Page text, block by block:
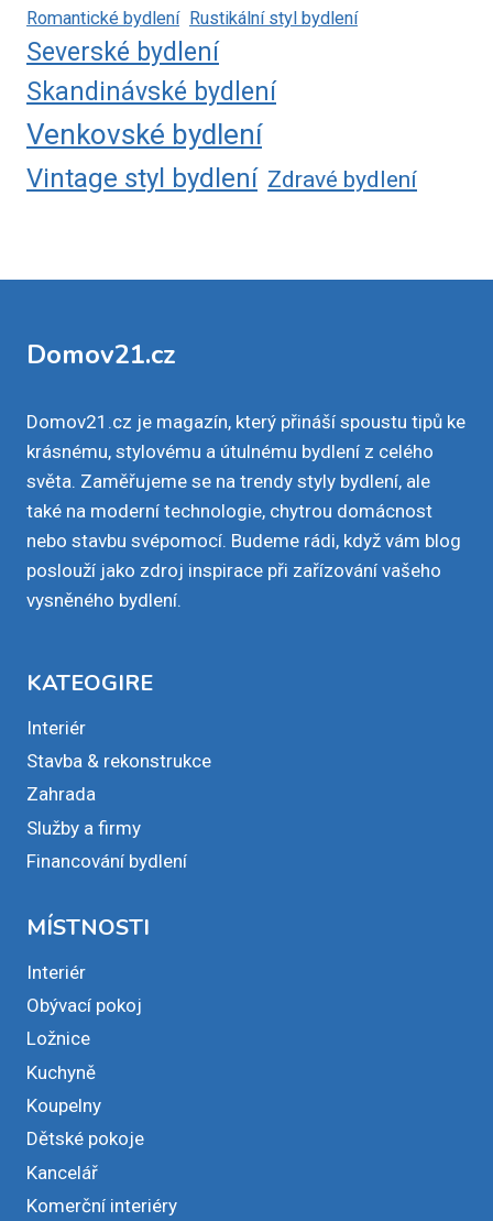
Romantické bydlení Rustikální styl bydlení
Severské bydlení
Skandinávské bydlení
Venkovské bydlení
Vintage styl bydlení Zdravé bydlení
Domov21.cz
Domov21.cz je magazín, který přináší spoustu tipů ke
krásnému, stylovému a útulnému bydlení z celého
světa. Zaměřujeme se na trendy styly bydlení, ale
také na moderní technologie, chytrou domácnost
nebo stavbu svépomocí. Budeme rádi, když vám blog
poslouží jako zdroj inspirace při zařízování vašeho
vysněného bydlení.
KATEOGIRE
Interiér
Stavba & rekonstrukce
Zahrada
Služby a firmy
Financování bydlení
MÍSTNOSTI
Interiér
Obývací pokoj
Ložnice
Kuchyně
Koupelny
Dětské pokoje
Kancelář
Komerční interiéry